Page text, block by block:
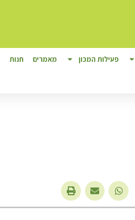
פעילות המכון מאמרים חנות